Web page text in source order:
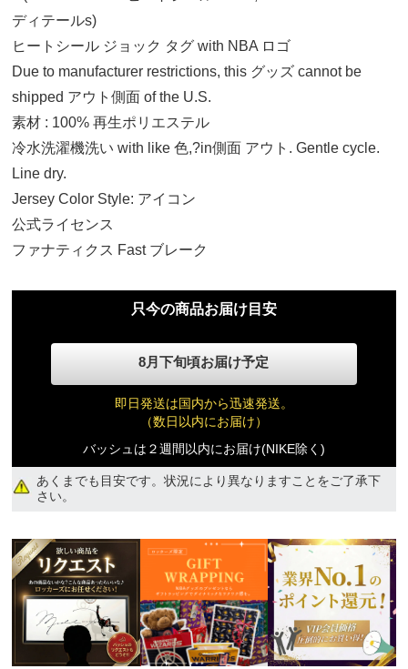
ディテールs)
ヒートシール ジョック タグ with NBA ロゴ
Due to manufacturer restrictions, this グッズ cannot be
shipped アウト側面 of the U.S.
素材 : 100% 再生ポリエステル
冷水洗濯機洗い with like 色,?in側面 アウト. Gentle cycle.
Line dry.
Jersey Color Style: アイコン
公式ライセンス
ファナティクス Fast ブレーク
只今の商品お届け目安
8月下旬頃お届け予定
即日発送は国内から迅速発送。
（数日以内にお届け）
バッシュは２週間以内にお届け(NIKE除く)
あくまでも目安です。状況により異なりますことをご了承下
さい。
20,560円(税込)
L
20,560円(税込)
XL
20,560円(税込)
2XL
20,560円(税込)